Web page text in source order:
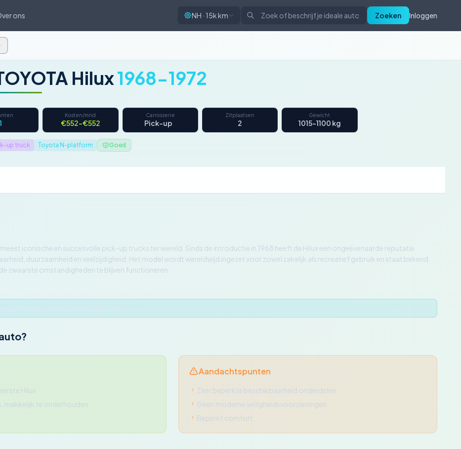
ons NH · 15k km Zoeken Inloggen
Hilux1968-1972
1
Kosten/mnd
€552–€552
Carrosserie
Pick-up
Zitplaatsen
2
Gewicht
1015–1100 kg
up truck Toyota N-platform Goed
meest iconische en succesvolle pick-up trucks ter wereld. Sinds de introductie in 1968 heeft de Hilux een ongeëvenaarde reputatie
duurzaamheid en veelzijdigheid. Het model wordt wereldwijd ingezet voor zowel zakelijk als recreatief gebruik en staat bekend
zwaarste omstandigheden te blijven functioneren.
Hilux
makkelijk te onderhouden
Aandachtspunten
Zeer beperkte beschikbaarheid onderdelen
Geen moderne veiligheidsvoorzieningen
Beperkt comfort